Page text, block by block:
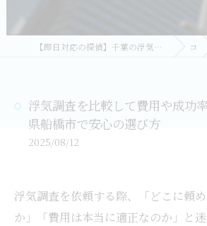
【即日対応の探偵】千葉の浮気調査｜相談無料・比較しておすすめ／総合探偵社シークレットシャドー 千葉オフィス コラム
浮気調査を比較して費用や成功
県船橋市で安心の選び方
2025/08/12
浮気調査を依頼する際、「どこに頼
か」「費用は本当に適正なのか」と